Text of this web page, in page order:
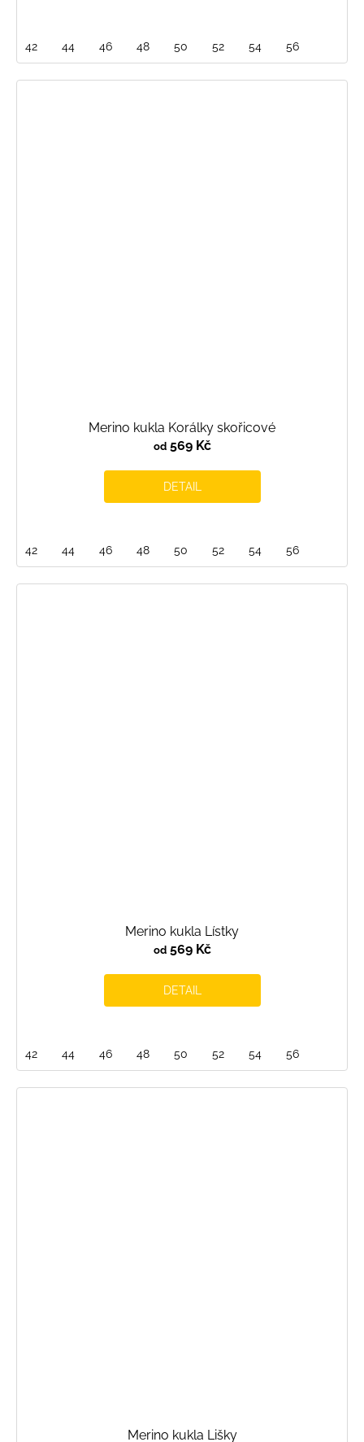
42 44 46 48 50 52 54 56
Merino kukla Korálky skořicové
od569 Kč
DETAIL
42 44 46 48 50 52 54 56
Merino kukla Lístky
od569 Kč
DETAIL
42 44 46 48 50 52 54 56
Merino kukla Lišky